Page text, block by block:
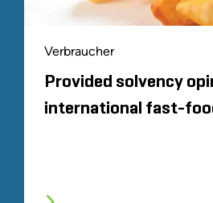
Verbraucher
Provided solvency
international fast-